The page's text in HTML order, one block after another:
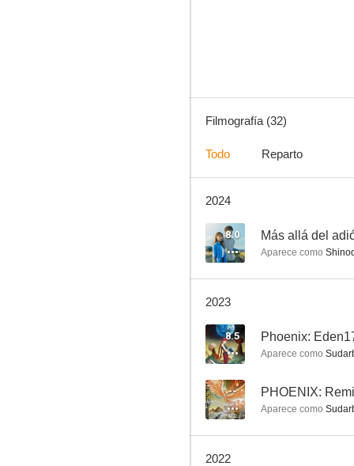
--
I'll Be Your Mirror
--
Filmografía (32)
Todo Reparto
2024
8.0 Más allá del
Aparece como
2023
8.5 Phoenix:
Aparece como
-- PHOENIX:
Aparece como
2022